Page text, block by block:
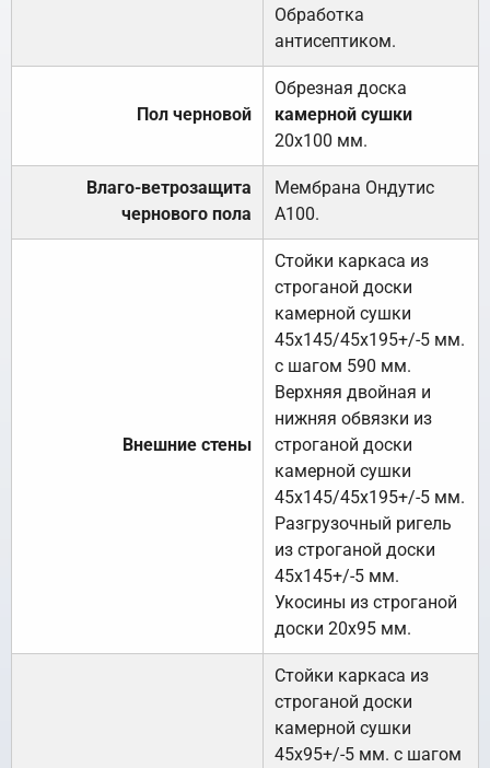
Обработка
антисептиком.
Пол черновой
Обрезная доска
камерной сушки
20х100 мм.
Влаго-ветрозащита
чернового пола
Мембрана Ондутис
А100.
Внешние стены
Стойки каркаса из
строганой доски
камерной сушки
45х145/45х195+/-5 мм.
с шагом 590 мм.
Верхняя двойная и
нижняя обвязки из
строганой доски
камерной сушки
45х145/45х195+/-5 мм.
Разгрузочный ригель
из строганой доски
45х145+/-5 мм.
Укосины из строганой
доски 20х95 мм.
Стойки каркаса из
строганой доски
камерной сушки
45х95+/-5 мм. с шагом